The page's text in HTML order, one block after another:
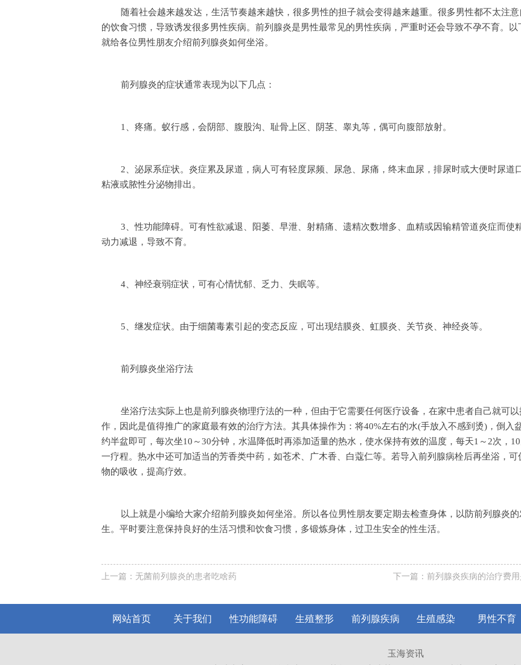
随着社会越来越发达，生活节奏越来越快，很多男性的担子就会变得越来越重。很多男性都不太注意
的饮食习惯，导致诱发很多男性疾病。前列腺炎是男性最常见的男性疾病，严重时还会导致不孕不育。以
就给各位男性朋友介绍前列腺炎如何坐浴。
前列腺炎的症状通常表现为以下几点：
1、疼痛。蚁行感，会阴部、腹股沟、耻骨上区、阴茎、睾丸等，偶可向腹部放射。
2、泌尿系症状。炎症累及尿道，病人可有轻度尿频、尿急、尿痛，终末血尿，排尿时或大便时尿道
粘液或脓性分泌物排出。
3、性功能障碍。可有性欲减退、阳萎、早泄、射精痛、遗精次数增多、血精或因输精管道炎症而使
动力减退，导致不育。
4、神经衰弱症状，可有心情忧郁、乏力、失眠等。
5、继发症状。由于细菌毒素引起的变态反应，可出现结膜炎、虹膜炎、关节炎、神经炎等。
前列腺炎坐浴疗法
坐浴疗法实际上也是前列腺炎物理疗法的一种，但由于它需要任何医疗设备，在家中患者自己就可以
作，因此是值得推广的家庭最有效的治疗方法。其具体操作为：将40%左右的水(手放入不感到烫)，倒入
约半盆即可，每次坐10～30分钟，水温降低时再添加适量的热水，使水保持有效的温度，每天1～2次，
一疗程。热水中还可加适当的芳香类中药，如苍术、广木香、白蔻仁等。若导入前列腺病栓后再坐浴，可
物的吸收，提高疗效。
以上就是小编给大家介绍前列腺炎如何坐浴。所以各位男性朋友要定期去检查身体，以防前列腺炎的
生。平时要注意保持良好的生活习惯和饮食习惯，多锻炼身体，过卫生安全的性生活。
上一篇： 无菌前列腺炎的患者吃啥药 下一篇： 前列腺炎疾病的治疗费
网站首页 关于我们 性功能障碍 生殖整形 前列腺疾病 生殖感染 男性不育
玉海资讯